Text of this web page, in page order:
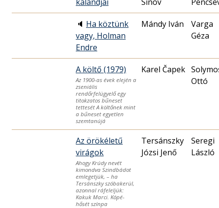
🔈 Ha köztünk
vagy, Holman
Endre
Mándy Iván
Varga
Géza
A költő (1979)
Az 1900-as évek elején a
zseniális
rendőrfelügyelő egy
titokzatos bűneset
tettesét A költőnek mint
a bűneset egyetlen
szemtanújá
Karel Čapek
Ottó
Az örökéletű
virágok
Ahogy Krúdy nevét
kimondva Szindbádot
emlegetjük, – ha
Tersánszky szóbakerül,
azonnal ráfeleljük:
Kakuk Marci. Kópé-
hősét színpa
Tersánszky
Józsi Jenő
Seregi
László